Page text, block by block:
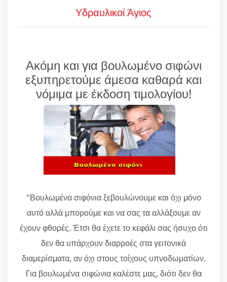
Υδραυλικοί Άγιος
Ακόμη και για βουλωμένο σιφώνι
εξυπηρετούμε άμεσα καθαρά και
νόμιμα με έκδοση τιμολογίου!
"Βουλωμένα σιφόνια ξεβουλώνουμε και όχι μόνο
αυτό αλλά μπορούμε και να σας τα αλλάξουμε αν
έχουν φθορές. Έτσι θα έχετε το κεφάλι σας ήσυχο ότι
δεν θα υπάρχουν διαρροές στα γειτονικά
διαμερίσματα, αν όχι στους τοίχους υπνοδωματίων.
Για βουλωμένα σιφώνια καλέστε μας, διότι δεν θα